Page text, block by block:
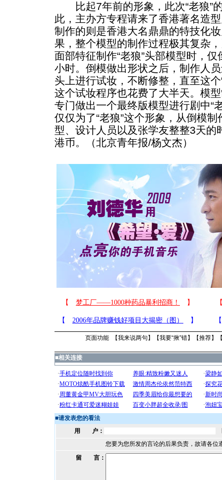
比起7年前的形象，此次“老狼”
此，主办方专程请来了香港著名造
制作的则是香港大名鼎鼎的特技化
果，整个模型的制作过程极其复杂
面部特征制作“老狼”头部模型时，
小时。倒模做出形状之后，制作人
头上进行试妆，不断修整，直至这
这个试妆程序也花费了大半天。模
专门做出一个最终版模型进行剧中“
仅仅为了“老狼”这个形象，从倒模
型、设计人员以及张学友整整3天的
港币。（北京青年报/杨文杰）
页面功能 【我来说两句 】【我要“揪”错】【推荐】
■相关连接
■请发表您的看法
用 户：
您要为您所发的言论的后果负责，故请各位
留 言：